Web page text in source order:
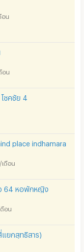
อน
อน
ชคชัย 4
place indhamara
เดือน
64 หอพักหญิง
ดือน
ยกสุทธิสาร)